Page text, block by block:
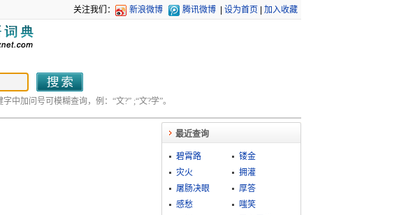
关注我们： 新浪微博 腾讯微博 设为首页 加入收藏
中加问号可模糊查询，例：“文?” ;“文?学”。
最近查询
碧霄路
镂金
灾火
拥灌
屠肠决眼
厚答
感愁
嗤笑